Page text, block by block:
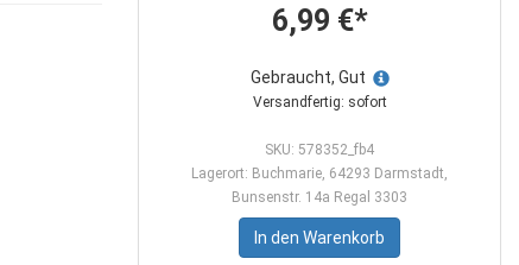
6,99 €*
Gebraucht, Gut
Versandfertig: sofort
SKU: 578352_fb4
Lagerort: Buchmarie, 64293 Darmstadt,
Bunsenstr. 14a Regal 3303
In den Warenkorb